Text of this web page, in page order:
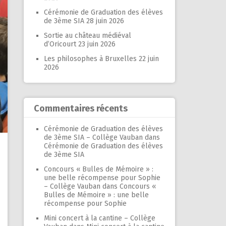
Cérémonie de Graduation des élèves
de 3ème SIA 28 juin 2026
Sortie au château médiéval
d’Oricourt 23 juin 2026
Les philosophes à Bruxelles 22 juin
2026
Commentaires récents
Cérémonie de Graduation des élèves
de 3ème SIA – Collège Vauban dans
Cérémonie de Graduation des élèves
de 3ème SIA
Concours « Bulles de Mémoire » :
une belle récompense pour Sophie
– Collège Vauban dans Concours «
Bulles de Mémoire » : une belle
récompense pour Sophie
Mini concert à la cantine – Collège